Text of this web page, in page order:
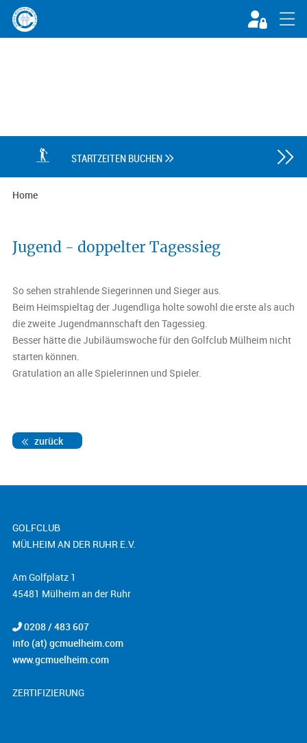
STARTZEITEN BUCHEN  
Home
Jugend - doppelter Tagessieg
So sehen strahlende Siegerinnen und Sieger aus.
Beim Heimspieltag der Jugendliga holte sowohl die erste als auch
die zweite Jugendmannschaft den Tagessieg.
Besser hätte die Jubiläumswoche für den Golfclub Mülheim nicht
starten können.
Gratulation an alle Spielerinnen und Spieler.
zurück
GOLFCLUB
MÜLHEIM AN DER RUHR E.V.
Am Golfplatz 1
45481 Mülheim an der Ruhr
0208 / 483 607
info (at) gcmuelheim.com
www.gcmuelheim.com
ZERTIFIZIERUNG